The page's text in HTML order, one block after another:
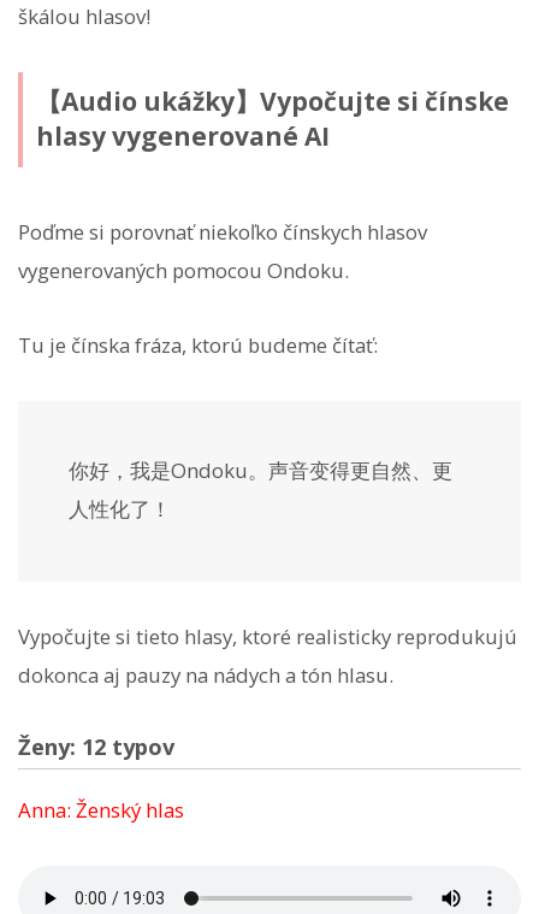
škálou hlasov!
【Audio ukážky】Vypočujte si čínske
hlasy vygenerované AI
Poďme si porovnať niekoľko čínskych hlasov
vygenerovaných pomocou Ondoku.
Tu je čínska fráza, ktorú budeme čítať:
你好，我是Ondoku。声音变得更自然、更
人性化了！
Vypočujte si tieto hlasy, ktoré realisticky reprodukujú
dokonca aj pauzy na nádych a tón hlasu.
Ženy: 12 typov
Anna: Ženský hlas